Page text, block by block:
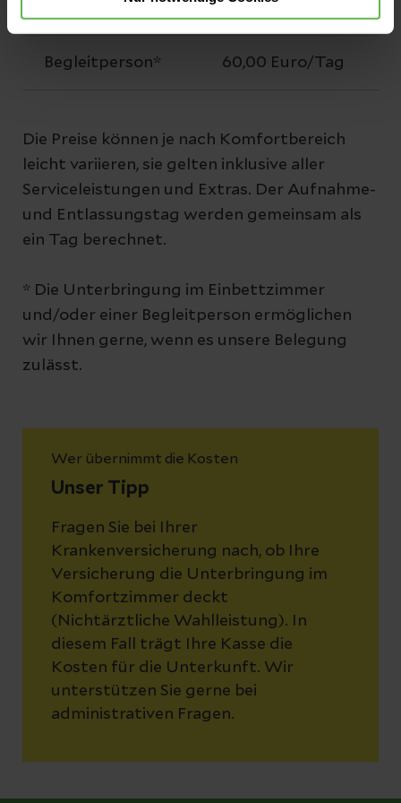
Begleitperson* 60,00 Euro/Tag
Die Preise können je nach Komfortbereich
leicht variieren, sie gelten inklusive aller
Serviceleistungen und Extras. Der Aufnahme-
und Entlassungstag werden gemeinsam als
ein Tag berechnet.
* Die Unterbringung im Einbettzimmer
und/oder einer Begleitperson ermöglichen
wir Ihnen gerne, wenn es unsere Belegung
zulässt.
Wer übernimmt die Kosten
Unser Tipp
Fragen Sie bei Ihrer
Krankenversicherung nach, ob Ihre
Versicherung die Unterbringung im
Komfortzimmer deckt
(Nichtärztliche Wahlleistung). In
diesem Fall trägt Ihre Kasse die
Kosten für die Unterkunft. Wir
unterstützen Sie gerne bei
administrativen Fragen.